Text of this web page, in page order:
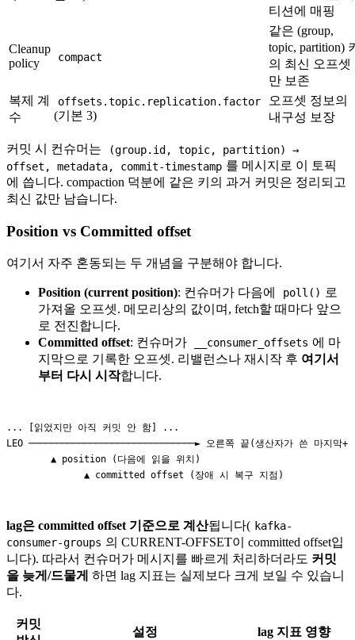
티션에 매핑
Cleanup
policy
compact
같은 (group,
topic, partition)
의 최신 오프셋
만 보존
복제 계
수
offsets.topic.replication.factor
(기본 3)
오프셋 정보의
내구성 보장
커밋 시 컨슈머는
(group.id, topic, partition) →
offset, metadata, commit-timestamp 를 메시지로 이 토픽
에 씁니다. compaction 덕분에 같은 키의 과거 커밋은 정리되고
최신 값만 남습니다.
Position vs Committed offset
여기서 자주 혼동되는 두 개념을 구분해야 합니다.
Position (current position): 컨슈머가 다음에 poll() 로
가져올 오프셋. 메모리상의 값이며, fetch할 때마다 앞으
로 전진합니다.
Committed offset: 컨슈머가 __consumer_offsets 에 마
지막으로 기록한 오프셋. 리밸런스나 재시작 후 여기서
부터 다시 시작합니다.
... [읽었지만 아직 커밋 안 함] ...
LEO ──────────────────────────────► 오른쪽 끝(생산자가 쓴 마지막
        ▲ position (다음에 읽을 위치)
lag은 committed offset 기준으로 계산됩니다( kafka-
consumer-groups 의 CURRENT-OFFSET이 committed offset입
니다). 따라서 컨슈머가 메시지를 빠르게 처리하더라도 커밋
을 늦게/드물게 하면 lag 지표는 실제보다 크게 보일 수 있습니
다.
커밋
설정 lag 지표 영향